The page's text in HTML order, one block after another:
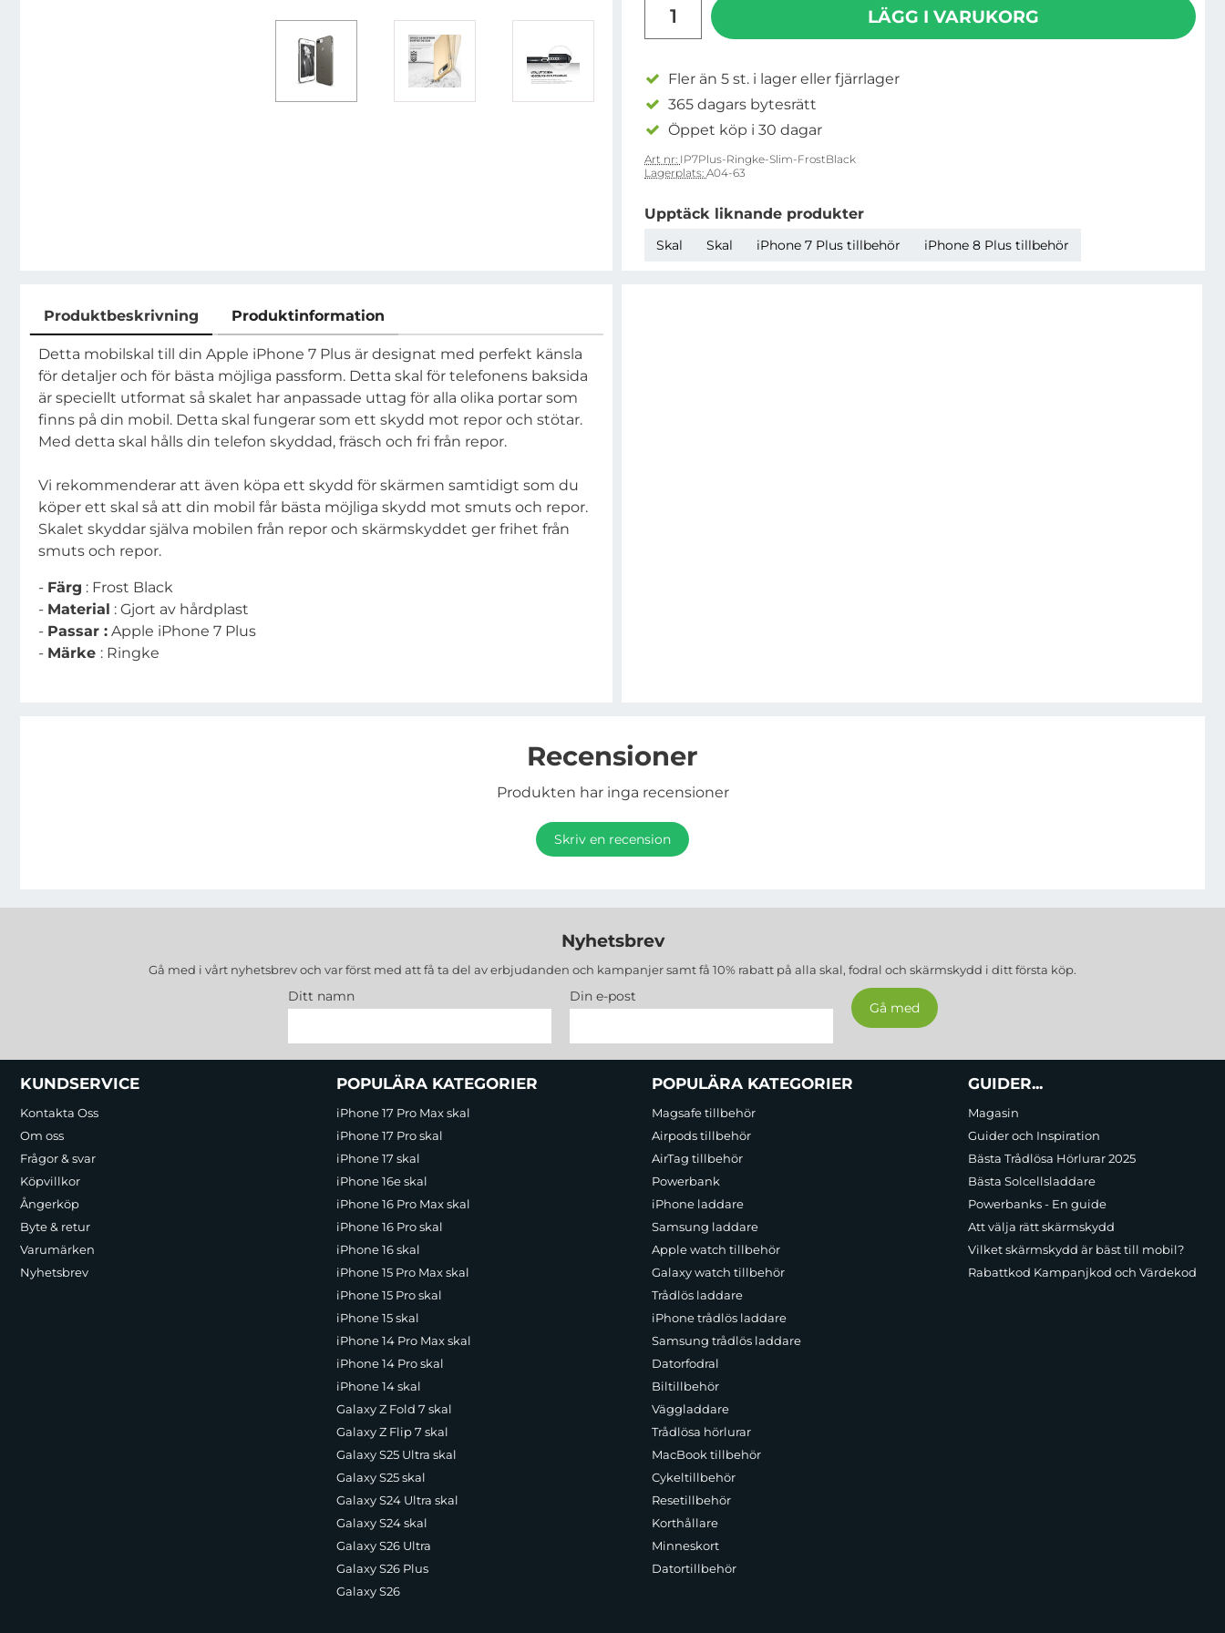
LÄGG I VARUKORG
Fler än 5 st. i lager eller fjärrlager
365 dagars bytesrätt
Öppet köp i 30 dagar
Art nr: IP7Plus-Ringke-Slim-FrostBlack
Lagerplats: A04-63
Upptäck liknande produkter
Skal Skal iPhone 7 Plus tillbehör iPhone 8 Plus tillbehör
Produktbeskrivning Produktinformation
Produktbeskrivning
Detta mobilskal till din Apple iPhone 7 Plus är designat med perfekt känsla
för detaljer och för bästa möjliga passform. Detta skal för telefonens baksida
är speciellt utformat så skalet har anpassade uttag för alla olika portar som
finns på din mobil. Detta skal fungerar som ett skydd mot repor och stötar.
Med detta skal hålls din telefon skyddad, fräsch och fri från repor.
Vi rekommenderar att även köpa ett skydd för skärmen samtidigt som du
köper ett skal så att din mobil får bästa möjliga skydd mot smuts och repor.
Skalet skyddar själva mobilen från repor och skärmskyddet ger frihet från
smuts och repor.
- Färg : Frost Black
- Material : Gjort av hårdplast
- Passar : Apple iPhone 7 Plus
- Märke : Ringke
Recensioner
Produkten har inga recensioner
Skriv en recension
Nyhetsbrev
Gå med i vårt nyhetsbrev och var först med att få ta del av erbjudanden och kampanjer samt få 10% rabatt på alla skal, fodral och skärmskydd i ditt första köp.
Ditt namn Din e-post
Sidfot Blandad info och länkar
KUNDSERVICE
Kontakta Oss
Om oss
Frågor & svar
Köpvillkor
Ångerköp
Byte & retur
Varumärken
Nyhetsbrev
POPULÄRA KATEGORIER
iPhone 17 Pro Max skal
iPhone 17 Pro skal
iPhone 17 skal
iPhone 16e skal
iPhone 16 Pro Max skal
iPhone 16 Pro skal
iPhone 16 skal
iPhone 15 Pro Max skal
iPhone 15 Pro skal
iPhone 15 skal
iPhone 14 Pro Max skal
iPhone 14 Pro skal
iPhone 14 skal
Galaxy Z Fold 7 skal
Galaxy Z Flip 7 skal
Galaxy S25 Ultra skal
Galaxy S25 skal
Galaxy S24 Ultra skal
Galaxy S24 skal
Galaxy S26 Ultra
Galaxy S26 Plus
Galaxy S26
POPULÄRA KATEGORIER
Magsafe tillbehör
Airpods tillbehör
AirTag tillbehör
Powerbank
iPhone laddare
Samsung laddare
Apple watch tillbehör
Galaxy watch tillbehör
Trådlös laddare
iPhone trådlös laddare
Samsung trådlös laddare
Datorfodral
Biltillbehör
Väggladdare
Trådlösa hörlurar
MacBook tillbehör
Cykeltillbehör
Resetillbehör
Korthållare
Minneskort
Datortillbehör
GUIDER...
Magasin
Guider och Inspiration
Bästa Trådlösa Hörlurar 2025
Bästa Solcellsladdare
Powerbanks - En guide
Att välja rätt skärmskydd
Vilket skärmskydd är bäst till mobil?
Rabattkod Kampanjkod och Värdekod